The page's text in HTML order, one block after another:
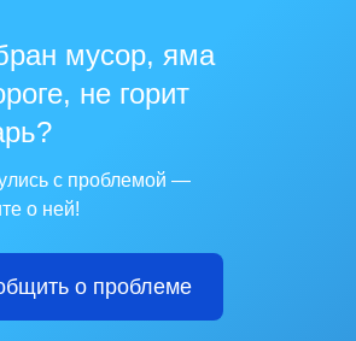
мусор, яма
не горит
с проблемой —
о ней!
о проблеме